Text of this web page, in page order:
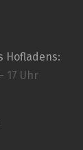
Hofladens:
17 Uhr